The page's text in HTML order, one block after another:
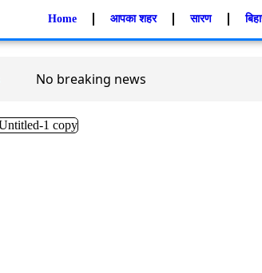
Home आपका शहर सारण
No breaking news